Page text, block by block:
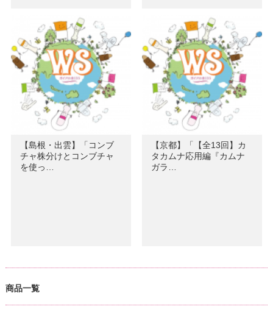
【島根・出雲】「コンブ
チャ株分けとコンブチャ
を使っ…
【京都】「【全13回】カ
タカムナ応用編『カムナ
ガラ…
商品一覧